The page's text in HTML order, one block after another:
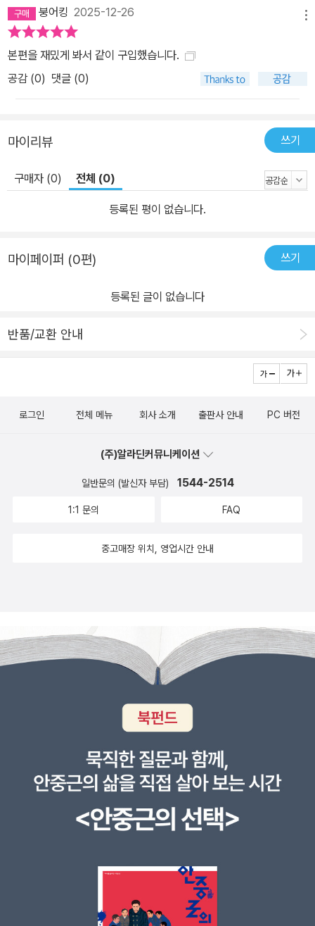
붕어킹 2025-12-26
본편을 재밌게 봐서 같이 구입했습니다.
공감 (0) 댓글 (0)
마이리뷰 쓰기
구매자 (0) 전체 (0)
등록된 평이 없습니다.
마이페이퍼 (0편) 쓰기
등록된 글이 없습니다
반품/교환 안내
로그인 전체 메뉴 회사 소개 출판사 안내 PC 버전
(주)알라딘커뮤니케이션
일반문의 (발신자 부담) 1544-2514
1:1 문의 FAQ
중고매장 위치, 영업시간 안내